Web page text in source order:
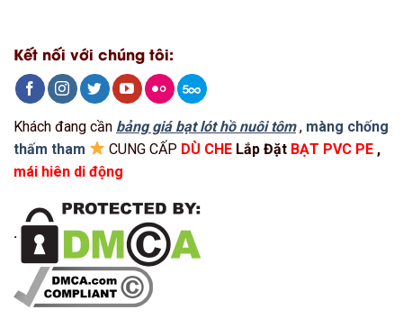
Kết nối với chúng tôi:
Khách đang cần bảng giá bạt lót hồ nuôi tôm, màng chống
thấm tham
CUNG CẤP DÙ CHE Lắp Đặt BẠT PVC PE ,
mái hiên di động
.